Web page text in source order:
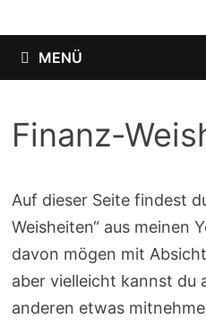
MENÜ
Finanz-
Auf dieser Seite findest
Weisheiten“ aus meinen
davon mögen mit
aber vielleicht kannst du
anderen etwas